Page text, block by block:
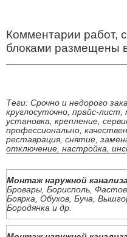
Комментарии работ,
блоками размещены
Теги: Срочно и недорого
круглосуточно, прайс-
установка, крепление,
профессионально,
реставрация, снятие,
отключение, настройка,
Монтаж наружной
Бровары, Борисполь,
Боярка, Обухов, Буча,
Бородянка и др.